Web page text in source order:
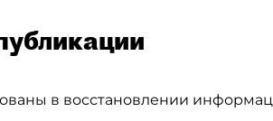
в восстановлении